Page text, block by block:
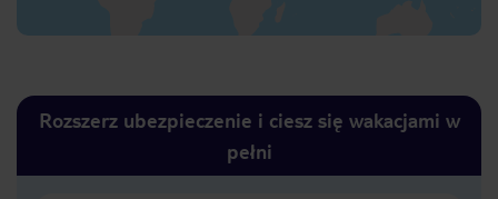
Rozszerz ubezpieczenie i ciesz się wakacjami w
pełni